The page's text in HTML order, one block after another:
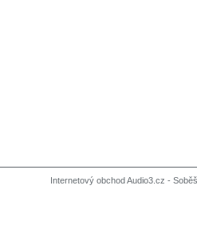
Internetový obchod Audio3.cz -